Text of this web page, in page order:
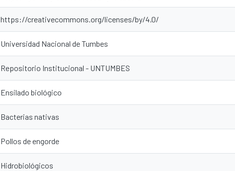
https://creativecommons.org/licenses/by/4.0/
Universidad Nacional de Tumbes
Repositorio Institucional - UNTUMBES
Ensilado biológico
Bacterias nativas
Pollos de engorde
Hidrobiológicos